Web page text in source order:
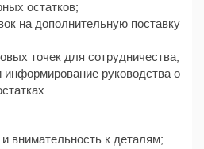
остатков;
на дополнительную поставку
точек для сотрудничества;
информирование руководства о
внимательность к деталям;